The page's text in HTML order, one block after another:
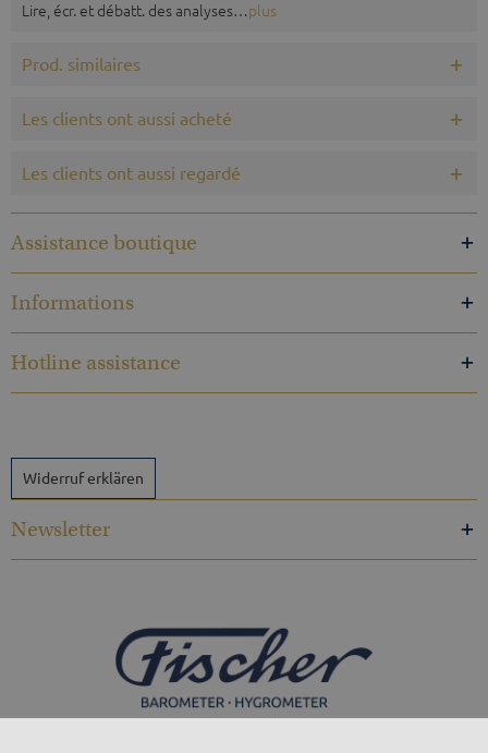
Lire, écr. et débatt. des analyses…plus
Prod. similaires
Les clients ont aussi acheté
Les clients ont aussi regardé
Assistance boutique
Informations
Hotline assistance
Widerruf erklären
Newsletter